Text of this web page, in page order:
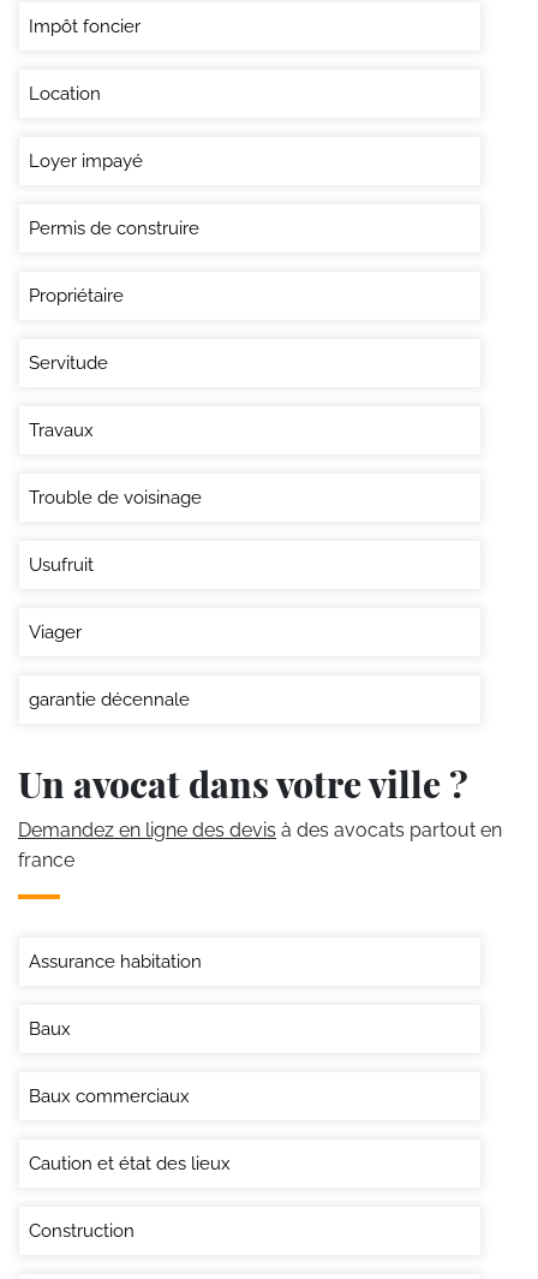
Impôt foncier
Location
Loyer impayé
Permis de construire
Propriétaire
Servitude
Travaux
Trouble de voisinage
Usufruit
Viager
garantie décennale
Un avocat dans votre ville ?
Demandez en ligne des devis à des avocats partout en
france
Assurance habitation
Baux
Baux commerciaux
Caution et état des lieux
Construction